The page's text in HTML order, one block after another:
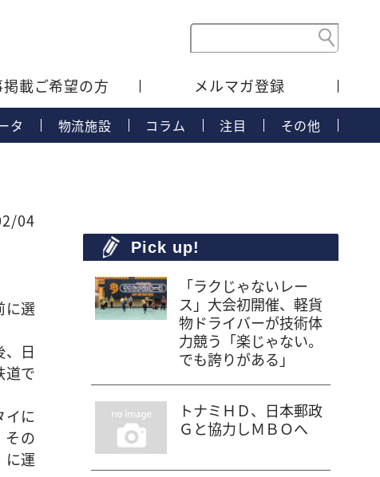
載ご希望の方 メルマガ登録
タ 物流施設 コラム 注目 その他
04
に選
日
道で
イに
その
に運
Pick up!
「ラクじゃないレー
ス」大会初開催、軽貨
物ドライバーが技術体
力競う「楽じゃない。
でも誇りがある」
トナミＨＤ、日本郵政
Ｇと協力しＭＢＯへ